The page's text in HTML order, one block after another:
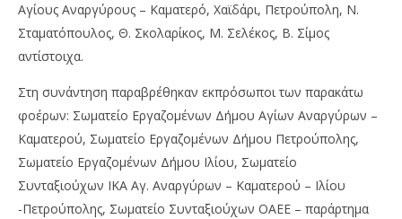
Αγίους Αναργύρους – Καματερό, Χαϊδάρι, Πετρούπολη, Ν.
Σταματόπουλος, Θ. Σκολαρίκος, Μ. Σελέκος, Β. Σίμος
αντίστοιχα.
Στη συνάντηση παραβρέθηκαν εκπρόσωποι των παρακάτω
φοέρων: Σωματείο Εργαζομένων Δήμου Αγίων Αναργύρων –
Καματερού, Σωματείο Εργαζομένων Δήμου Πετρούπολης,
Σωματείο Εργαζομένων Δήμου Ιλίου, Σωματείο
Συνταξιούχων ΙΚΑ Αγ. Αναργύρων – Καματερού – Ιλίου
-Πετρούπολης, Σωματείο Συνταξιούχων ΟΑΕΕ – παράρτημα